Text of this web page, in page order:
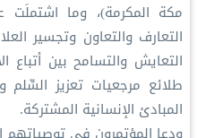
مكة المكرمة)، وما
التعارف والتعاون وتجسير
التعايش والتسامح بين أتباع
طلائع مرجعيات تعزيز السِّلم
المبادئ الإنسانية المشتركة.